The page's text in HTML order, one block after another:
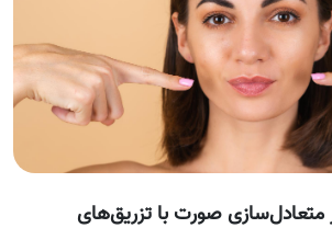
صورت با تزریق‌های